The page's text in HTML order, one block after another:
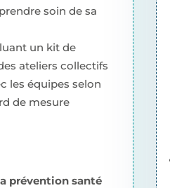
soin de sa
un kit de
ateliers collectifs
les équipes selon
de mesure
prévention santé